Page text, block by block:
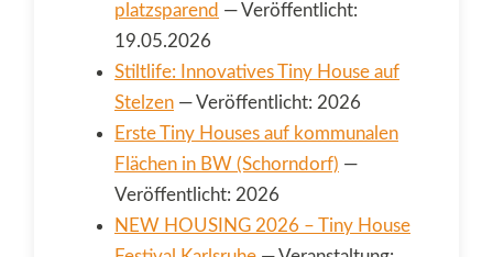
platzsparend — Veröffentlicht:
19.05.2026
Stiltlife: Innovatives Tiny House auf
Stelzen — Veröffentlicht: 2026
Erste Tiny Houses auf kommunalen
Flächen in BW (Schorndorf) —
Veröffentlicht: 2026
NEW HOUSING 2026 – Tiny House